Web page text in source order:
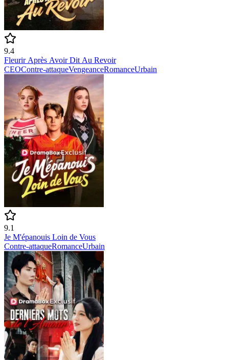
9.4
Fleurir Après Avoir Dit Au Revoir
CEOContre-attaqueVengeanceRomanceUrbain
9.1
Je M'épanouis Loin de Vous
Contre-attaqueRomanceUrbain